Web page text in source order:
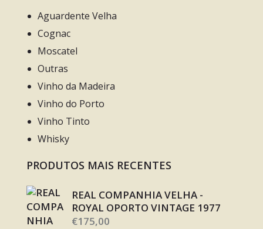
Aguardente Velha
Cognac
Moscatel
Outras
Vinho da Madeira
Vinho do Porto
Vinho Tinto
Whisky
PRODUTOS MAIS RECENTES
REAL COMPANHIA VELHA -
ROYAL OPORTO VINTAGE 1977
€175,00